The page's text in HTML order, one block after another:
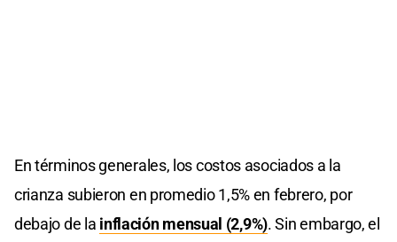
En términos generales, los costos asociados a la
crianza subieron en promedio 1,5% en febrero, por
debajo de la inflación mensual (2,9%). Sin embargo, el